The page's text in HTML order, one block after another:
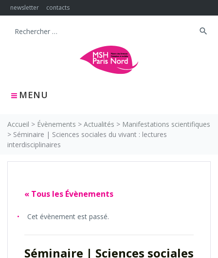
Skip
to
newsletter contacts
MENU
Search
search
Accueil > Évènements > Actualités > Manifestations scientifiques
> Séminaire | Sciences sociales du vivant : lectures
interdisciplinaires
« Tous les Évènements
Cet évènement est passé.
Séminaire | Sciences sociales